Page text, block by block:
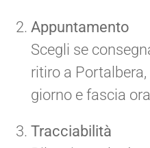
Appuntamento
Scegli se
ritiro a
giorno e fascia
Tracciabilità